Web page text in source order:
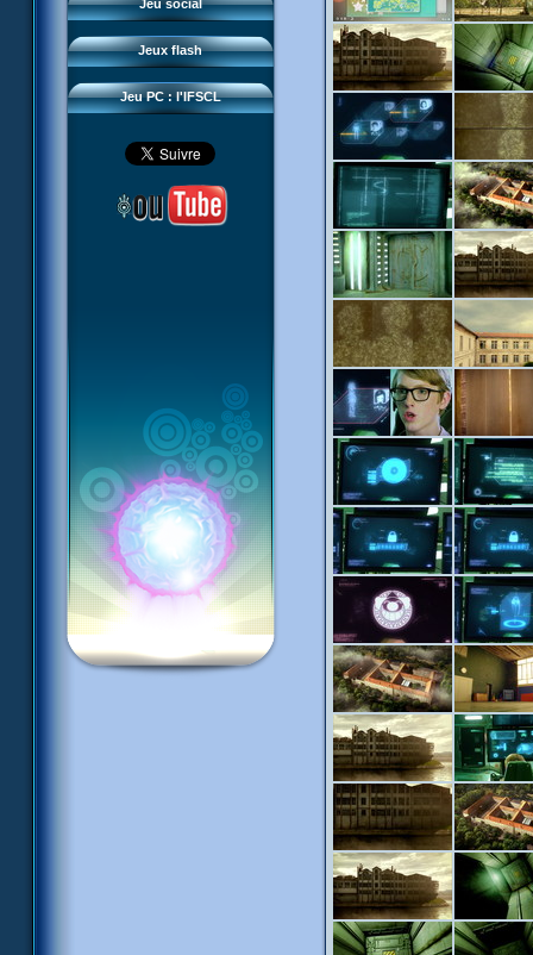
Jeu social
Jeux flash
Sector 2 Escape
Jeu PC : l'IFSCL
Téléchargements
Réseau IFSCL